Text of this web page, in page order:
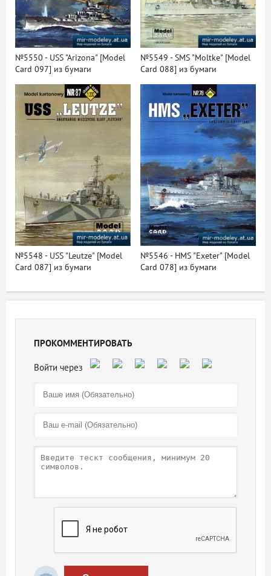
№5550 - USS "Arizona" [Model
Card 097] из бумаги
№5549 - SMS "Moltke" [Model
Card 088] из бумаги
№5548 - USS "Leutze" [Model
Card 087] из бумаги
№5546 - HMS "Exeter" [Model
Card 078] из бумаги
ПРОКОММЕНТИРОВАТЬ